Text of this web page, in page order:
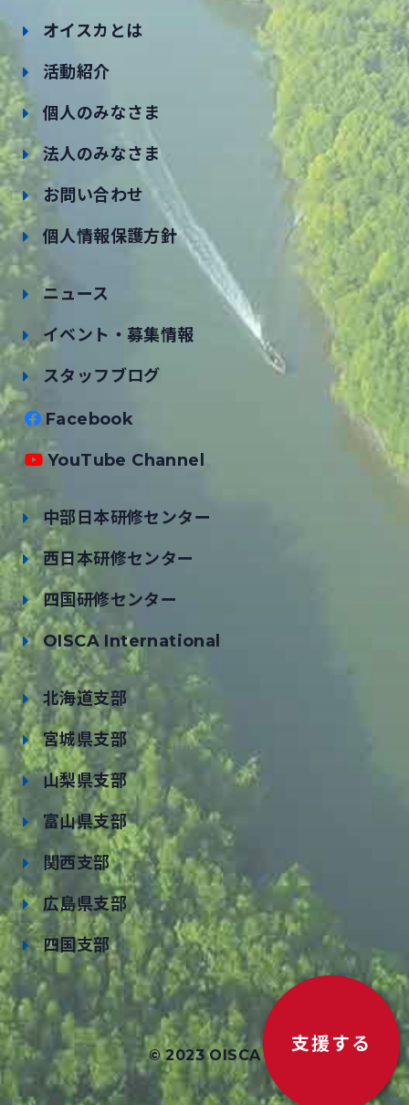
支援する
オイスカとは
活動紹介
個人のみなさま
法人のみなさま
お問い合わせ
個人情報保護方針
ニュース
イベント・募集情報
スタッフブログ
Facebook
YouTube Channel
中部日本研修センター
西日本研修センター
四国研修センター
OISCA International
北海道支部
宮城県支部
山梨県支部
富山県支部
関西支部
広島県支部
四国支部
© 2023 OISCA